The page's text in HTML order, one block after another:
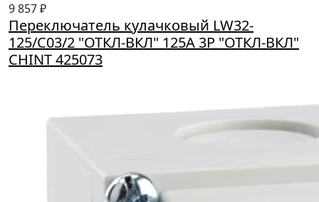
9 857 ₽
Переключатель кулачковый LW32-
125/C03/2 "ОТКЛ-ВКЛ" 125А 3Р "ОТКЛ-ВКЛ"
CHINT 425073